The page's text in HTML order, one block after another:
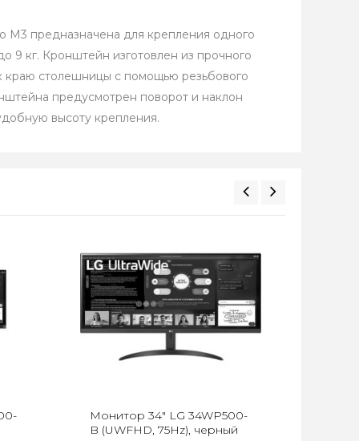
предназначена для крепления одного
9 кг. Кронштейн изготовлен из прочного
краю столешницы с помощью резьбового
предусмотрен поворот и наклон
высоту крепления.
Монитор 34" LG 34WP500-
B (UWFHD, 75Hz), черный